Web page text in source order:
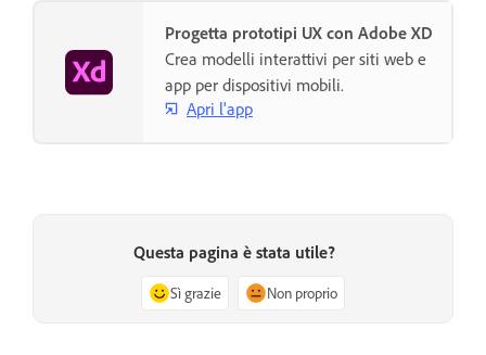
Progetta prototipi UX con Adobe XD
Crea modelli interattivi per siti web e
app per dispositivi mobili.
Apri l'app
Questa pagina è stata utile?
Sì grazie Non proprio